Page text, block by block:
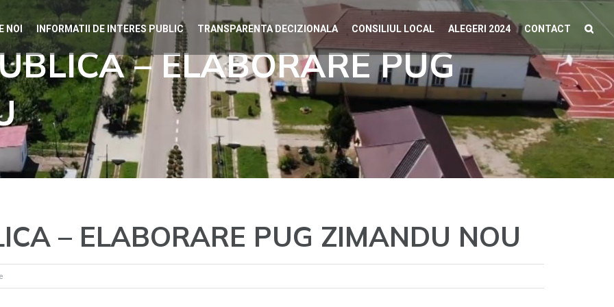
NOI INFORMATII DE INTERES PUBLIC TRANSPARENTA DECIZIONALA CONSILIUL LOCAL ALEGERI 2024 CONTACT
– ELABORARE PUG
– ELABORARE PUG ZIMANDU NOU
DEZBATERE